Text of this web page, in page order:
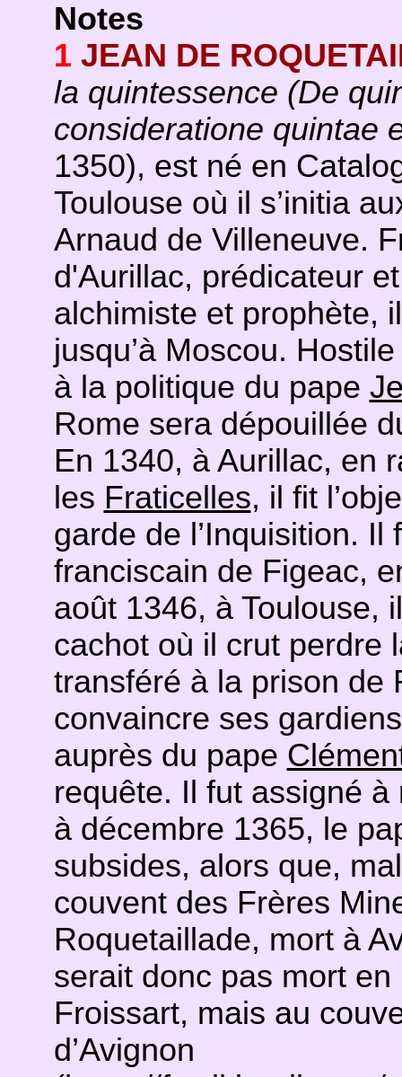
Notes
1 JEAN DE
la quintessence (De
consideratione quintae
1350), est né en
Toulouse où il s’initia
Arnaud de Villeneuve.
d'Aurillac, prédicateur
alchimiste et prophète,
jusqu’à Moscou.
à la politique du pape
Rome sera dépouillée
En 1340, à Aurillac, en
les Fraticelles, il fit
garde de l’Inquisition.
franciscain de Figeac,
août 1346, à Toulouse,
cachot où il crut perdre
transféré à la prison de
convaincre ses
auprès du pape
requête. Il fut assigné
à décembre 1365, le
subsides, alors que,
couvent des Frères
Roquetaillade, mort à
serait donc pas mort en
Froissart, mais au
d’Avignon